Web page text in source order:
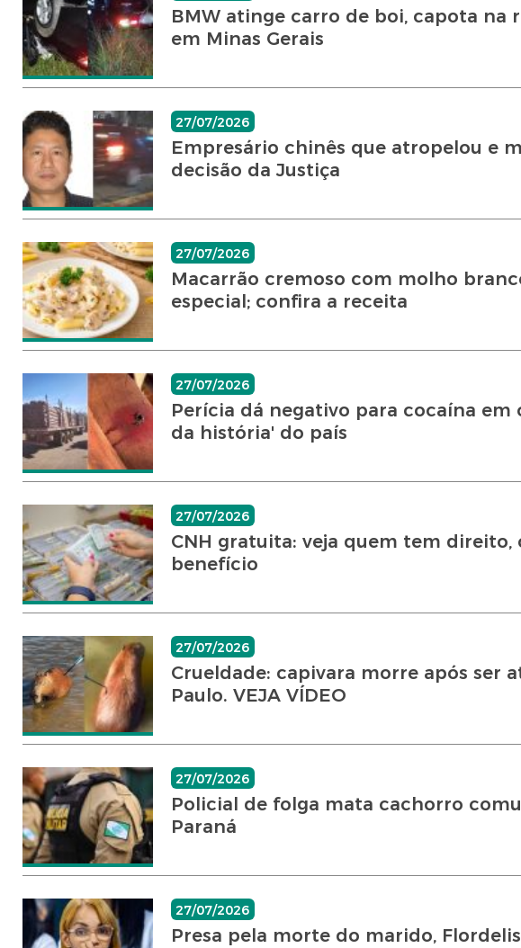
BMW atinge carro de boi, capota na
em Minas Gerais
27/07/2026
Empresário chinês que atropelou e
decisão da Justiça
27/07/2026
Macarrão cremoso com molho
especial; confira a receita
27/07/2026
Perícia dá negativo para cocaína
da história' do país
27/07/2026
CNH gratuita: veja quem tem
benefício
27/07/2026
Crueldade: capivara morre após ser
Paulo. VEJA VÍDEO
27/07/2026
Policial de folga mata cachorro
Paraná
27/07/2026
Presa pela morte do marido,